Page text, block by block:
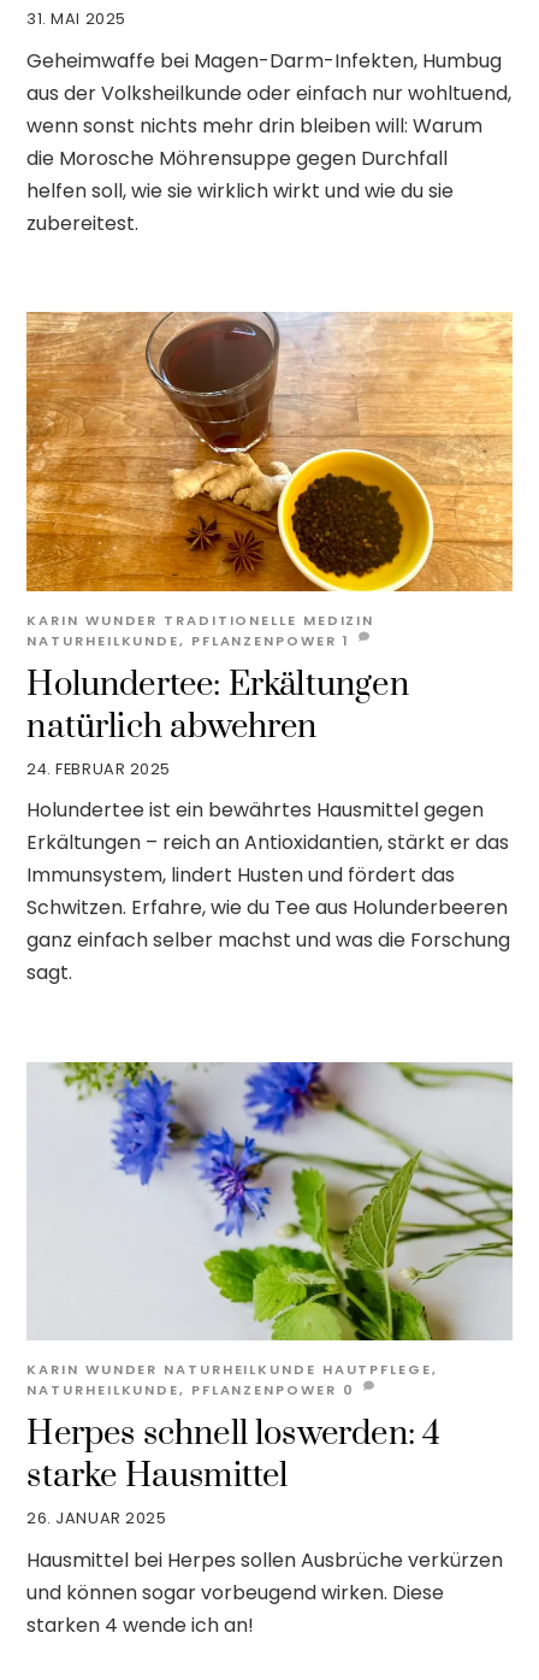
31. MAI 2025
Geheimwaffe bei Magen-Darm-Infekten, Humbug
aus der Volksheilkunde oder einfach nur wohltuend,
wenn sonst nichts mehr drin bleiben will: Warum
die Morosche Möhrensuppe gegen Durchfall
helfen soll, wie sie wirklich wirkt und wie du sie
zubereitest.
24. FEBRUAR 2025
Holundertee: Erkältungen
natürlich abwehren
KARIN WUNDER TRADITIONELLE MEDIZIN
NATURHEILKUNDE, PFLANZENPOWER 1
Holundertee ist ein bewährtes Hausmittel gegen
Erkältungen – reich an Antioxidantien, stärkt er das
Immunsystem, lindert Husten und fördert das
Schwitzen. Erfahre, wie du Tee aus Holunderbeeren
ganz einfach selber machst und was die Forschung
sagt.
26. JANUAR 2025
Herpes schnell loswerden: 4
starke Hausmittel
KARIN WUNDER NATURHEILKUNDE HAUTPFLEGE,
NATURHEILKUNDE, PFLANZENPOWER 0
Hausmittel bei Herpes sollen Ausbrüche verkürzen
und können sogar vorbeugend wirken. Diese
starken 4 wende ich an!